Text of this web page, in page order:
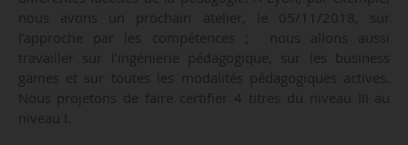
nous avons un prochain atelier, le 05/11/2018, sur
l’approche par les compétences ; nous allons aussi
travailler sur l’ingénierie pédagogique, sur les business
games et sur toutes les modalités pédagogiques actives.
Nous projetons de faire certifier 4 titres du niveau III au
niveau I.